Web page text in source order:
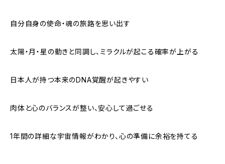
自分自身の使命・魂の旅路を思い出す
太陽・月・星の動きと同調し、ミラクルが起こる確率が上がる
日本人が持つ本来のDNA覚醒が起きやすい
肉体と心のバランスが整い、安心して過ごせる
1年間の詳細な宇宙情報がわかり、心の準備に余裕を持てる